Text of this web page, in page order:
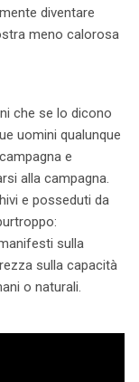
diventare
meno calorosa
che se lo dicono
uomini qualunque
e
alla campagna.
e posseduti da
sulla
sulla capacità
o naturali.